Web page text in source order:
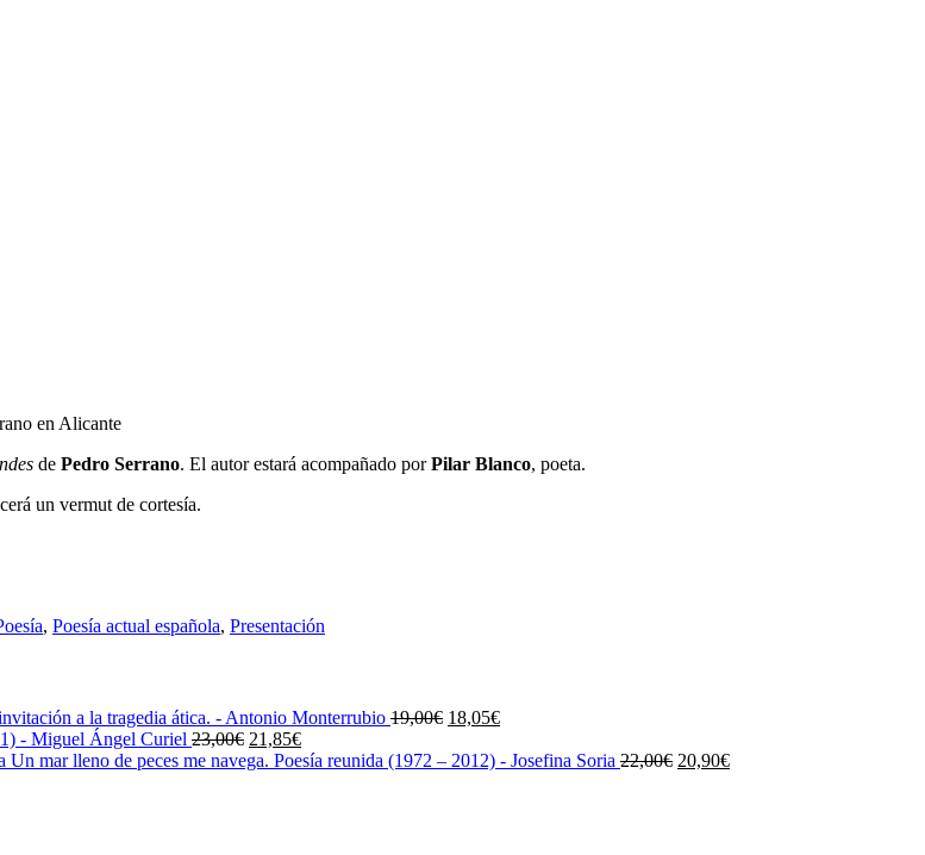
en Alicante
de Pedro Serrano. El autor estará acompañado porPilar Blanco, poeta.
un vermut de cortesía.
, Poesía actual española, Presentación
a la tragedia ática. - Antonio Monterrubio 19,00€ El
original
18,05€El
actual
- Miguel Ángel Curiel 23,00€ El
precio
21,85€El
precio
Un mar lleno de peces me navega. Poesía reunida (1972 – 2012) - Josefina Soria 22,00€ El
20,90€El